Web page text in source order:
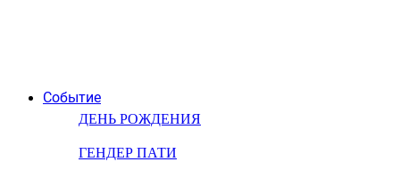
Событие
ДЕНЬ РОЖДЕНИЯ
ГЕНДЕР ПАТИ